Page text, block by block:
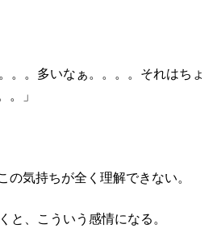
。。多いなぁ。。。。それはちょ
。」
の気持ちが全く理解できない。
と、こういう感情になる。